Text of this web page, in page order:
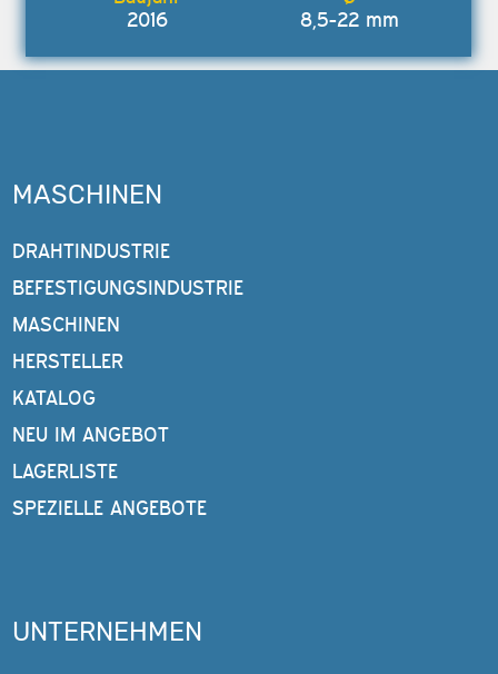
2016 8,5-22 mm
MASCHINEN
DRAHTINDUSTRIE
BEFESTIGUNGSINDUSTRIE
MASCHINEN
HERSTELLER
KATALOG
NEU IM ANGEBOT
LAGERLISTE
SPEZIELLE ANGEBOTE
UNTERNEHMEN